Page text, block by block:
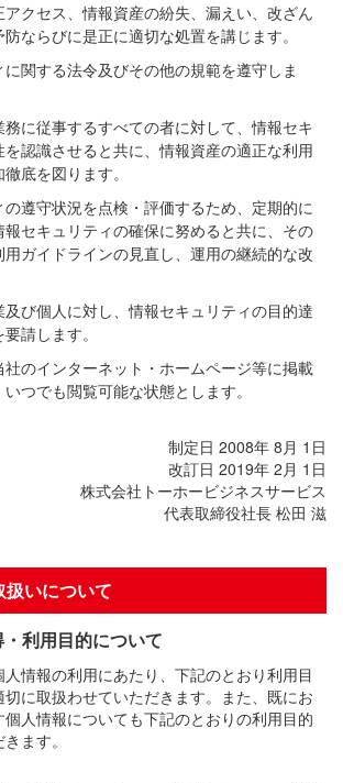
クセス、情報資産の紛失、漏えい、改ざん
ならびに是正に適切な処置を講じます。
関する法令及びその他の規範を遵守しま
に従事するすべての者に対して、情報セキ
を認識させると共に、情報資産の適正な利用
底を図ります。
遵守状況を点検・評価するため、定期的に
セキュリティの確保に努めると共に、その
ガイドラインの見直し、運用の継続的な改
び個人に対し、情報セキュリティの目的達
請します。
のインターネット・ホームページ等に掲載
つでも閲覧可能な状態とします。
制定日 2008年 8月 1日
改訂日 2019年 2月 1日
株式会社トーホービジネスサービス
代表取締役社長 松田 滋
いについて
利用目的について
情報の利用にあたり、下記のとおり利用目
に取扱わせていただきます。また、既にお
人情報についても下記のとおりの利用目的
ます。